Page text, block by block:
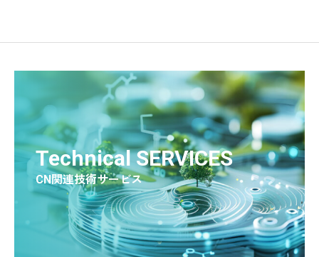
Technical SERVICES
CN関連技術サービス